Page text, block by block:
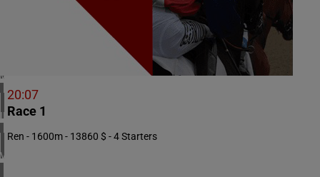
VERENIGD KONINKRIJK
5 meeting(s)
IERLAND
1 meeting(s)
VERENIGDE STATEN
4 meeting(s)
20:07
Race 1
Ren - 1600m - 13860 $ - 4 Starters